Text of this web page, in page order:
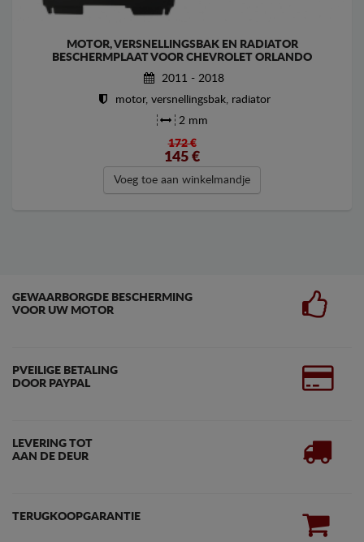
MOTOR, VERSNELLINGSBAK EN RADIATOR
BESCHERMPLAAT VOOR CHEVROLET ORLANDO
2011 - 2018
motor, versnellingsbak, radiator
2 mm
172 €
145 €
Voeg toe aan winkelmandje
GEWAARBORGDE BESCHERMING
VOOR UW MOTOR
PVEILIGE BETALING
DOOR PAYPAL
LEVERING TOT
AAN DE DEUR
TERUGKOOPGARANTIE